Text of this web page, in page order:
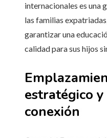
internacionales es una
las familias
garantizar una
calidad para sus hijos
estratégico
conexión